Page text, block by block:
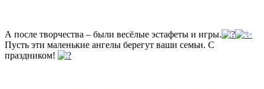
А после творчества – были весёлые эстафеты и игры.
Пусть эти маленькие ангелы берегут ваши семьи. С
праздником!